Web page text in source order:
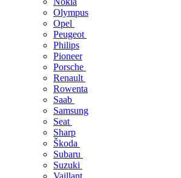
Olympus
Opel
Peugeot
Philips
Pioneer
Porsche
Renault
Rowenta
Saab
Samsung
Seat
Sharp
Škoda
Subaru
Suzuki